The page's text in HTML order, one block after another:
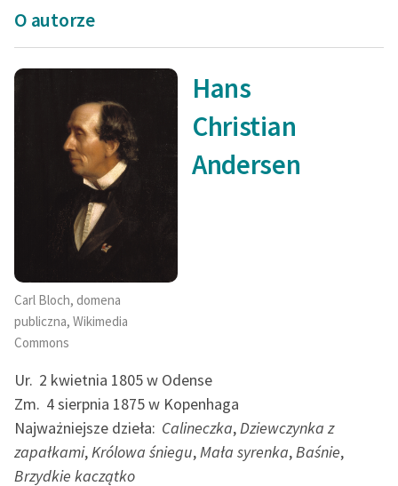
O autorze
Carl Bloch, domena
publiczna, Wikimedia
Commons
Hans
Christian
Andersen
Ur. 2 kwietnia 1805 w Odense
Zm. 4 sierpnia 1875 w Kopenhaga
Najważniejsze dzieła: Calineczka,Dziewczynka z
zapałkami,Królowa śniegu,Mała syrenka,Baśnie,
Brzydkie kaczątko